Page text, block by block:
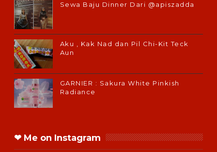
Sewa Baju Dinner Dari @apiszadda
Aku , Kak Nad dan Pil Chi-Kit Teck
Aun
GARNIER : Sakura White Pinkish
Radiance
❤ Me on Instagram